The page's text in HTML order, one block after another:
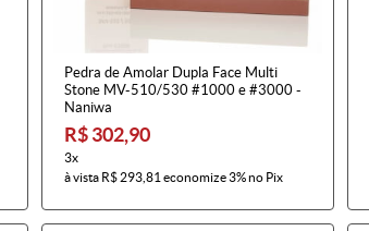
Pedra de Amolar Dupla Face Multi
Stone MV-510/530 #1000 e #3000 -
Naniwa
R$ 302,90
3x
à vista R$ 293,81 economize3%no Pix